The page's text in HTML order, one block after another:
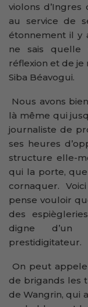
violons
au service de
étonnement il y
ne sais quelle
réflexion et de je
Siba Béavogui.
Nous avons
là même qui
journaliste de
ses heures
structure elle-
qui la porte,
cornaquer.
pense vouloir
des
digne d’un
prestidigitateur.
On peut
de brigands les
de Wangrin, qui